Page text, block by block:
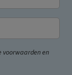
voorwaarden en